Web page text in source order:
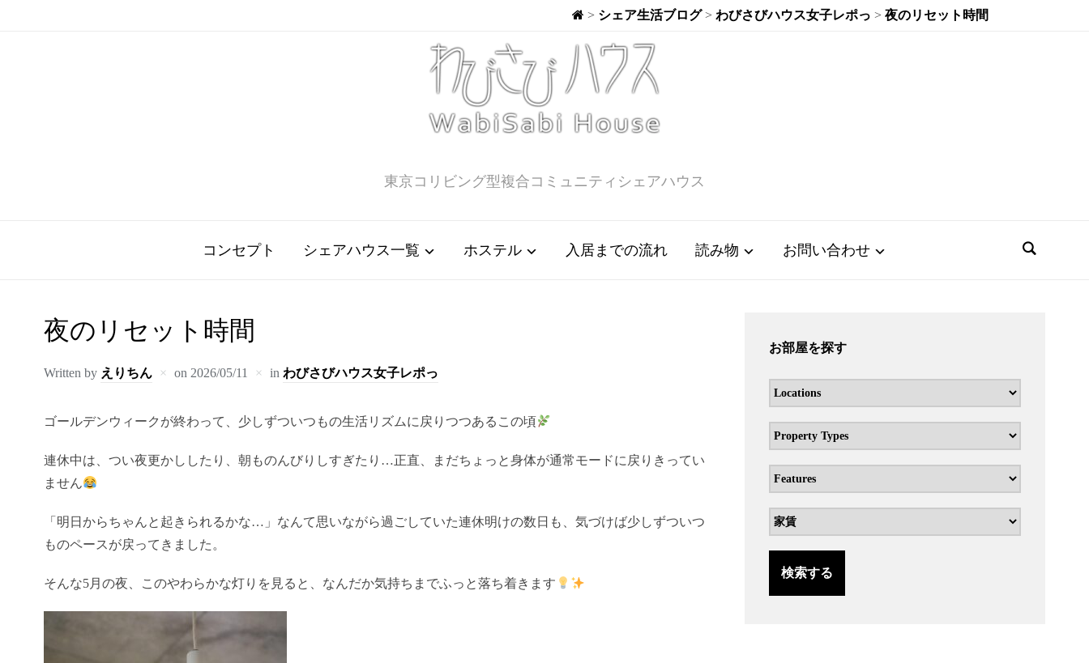
> シェア生活ブログ>わびさびハウス女子レポっ >夜のリセット時間
東京コリビング型複合コミュニティシェアハウス
コンセプト シェアハウス一覧 ホステル 入居までの流れ 読み物 お問い合わせ
夜のリセット時間
Written by えりちん on 2026/05/11 in わびさびハウス女子レポっ
ゴールデンウィークが終わって、少しずついつもの生活リズムに戻りつつあるこの頃
連休中は、つい夜更かししたり、朝ものんびりしすぎたり…正直、まだちょっと身体が通常モードに戻りきってい
ません
「明日からちゃんと起きられるかな…」なんて思いながら過ごしていた連休明けの数日も、気づけば少しずついつ
ものペースが戻ってきました。
そんな5月の夜、このやわらかな灯りを見ると、なんだか気持ちまでふっと落ち着きます
お部屋を探す
検索する